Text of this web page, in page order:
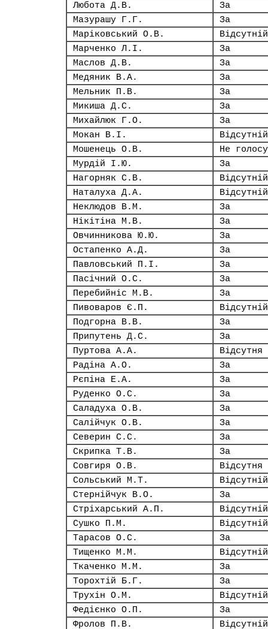
Любота Д.В.
За
Мазурашу Г.Г.
За
Маріковський О.В.
Відсутній
Марченко Л.І.
За
Маслов Д.В.
За
Медяник В.А.
За
Мельник П.В.
За
Микиша Д.С.
За
Михайлюк Г.О.
За
Мокан В.І.
Відсутній
Мошенець О.В.
Не
Мурдій І.Ю.
За
Нагорняк С.В.
Відсутній
Наталуха Д.А.
Відсутній
Неклюдов В.М.
За
Нікітіна М.В.
За
Овчинникова Ю.Ю.
За
Остапенко А.Д.
За
Павловський П.І.
За
Пасічний О.С.
За
Перебийніс М.В.
За
Пивоваров Є.П.
Відсутній
Подгорна В.В.
За
Припутень Д.С.
За
Пуртова А.А.
Відсутня
Радіна А.О.
За
Рєпіна Е.А.
За
Руденко О.С.
За
Саладуха О.В.
За
Салійчук О.В.
За
Северин С.С.
За
Скрипка Т.В.
За
Совгиря О.В.
Відсутня
Сольський М.Т.
Відсутній
Стернійчук В.О.
За
Стріхарський А.П.
Відсутній
Сушко П.М.
Відсутній
Тарасов О.С.
За
Тищенко М.М.
Відсутній
Ткаченко М.М.
За
Торохтій Б.Г.
За
Трухін О.М.
Відсутній
Федієнко О.П.
За
Фролов П.В.
Відсутній